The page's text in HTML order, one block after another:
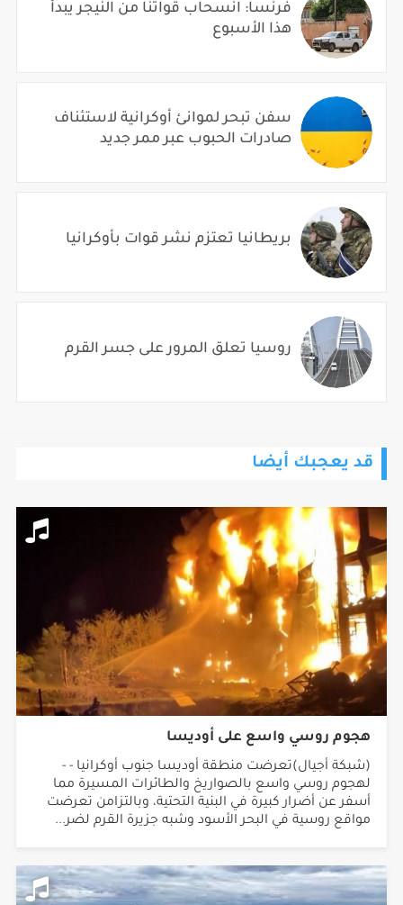
فرنسا: انسحاب قواتنا من النيجر يبدأ
هذا الأسبوع
سفن تبحر لموانئ أوكرانية لاستئناف
صادرات الحبوب عبر ممر جديد
بريطانيا تعتزم نشر قوات بأوكرانيا
روسيا تعلق المرور على جسر القرم
قد يعجبك أيضا
هجوم روسي واسع على أوديسا
(شبكة أجيال)تعرضت منطقة أوديسا جنوب أوكرانيا - -
لهجوم روسي واسع بالصواريخ والطائرات المسيرة مما
أسفر عن أضرار كبيرة في البنية التحتية، وبالتزامن تعرضت
مواقع روسية في البحر الأسود وشبه جزيرة القرم لضر...